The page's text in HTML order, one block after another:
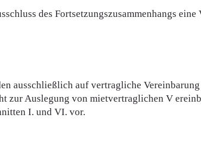
des Fortsetzungszusammenhangs
ausschließlich auf vertragliche
zur Auslegung von mietvertraglichen V
I. und VI. vor.